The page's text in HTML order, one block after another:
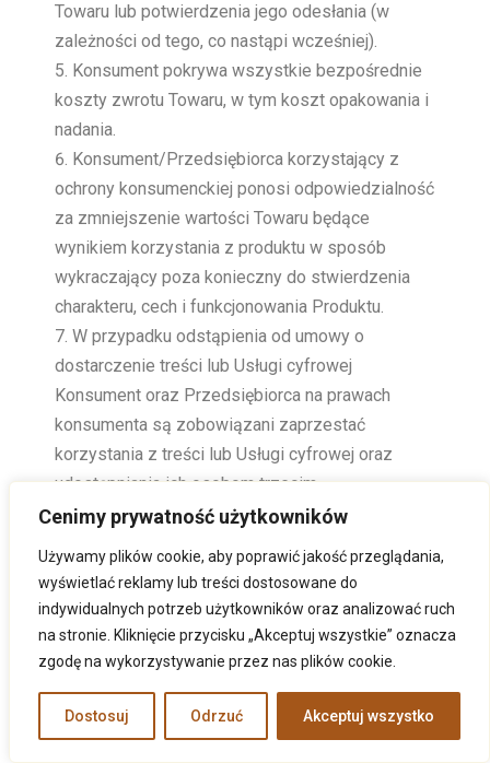
Cenimy prywatność użytkowników
Używamy plików cookie, aby poprawić jakość przeglądania,
wyświetlać reklamy lub treści dostosowane do
indywidualnych potrzeb użytkowników oraz analizować ruch
na stronie. Kliknięcie przycisku „Akceptuj wszystkie” oznacza
zgodę na wykorzystywanie przez nas plików cookie.
Dostosuj Odrzuć Akceptuj wszystko
Towaru lub potwierdzenia jego odesłania (w
zależności od tego, co nastąpi wcześniej).
Konsument pokrywa wszystkie bezpośrednie
koszty zwrotu Towaru, w tym koszt opakowania i
nadania.
Konsument/Przedsiębiorca korzystający z
ochrony konsumenckiej ponosi odpowiedzialność
za zmniejszenie wartości Towaru będące
wynikiem korzystania z produktu w sposób
wykraczający poza konieczny do stwierdzenia
charakteru, cech i funkcjonowania Produktu.
W przypadku odstąpienia od umowy o
dostarczenie treści lub Usługi cyfrowej
Konsument oraz Przedsiębiorca na prawach
konsumenta są zobowiązani zaprzestać
korzystania z treści lub Usługi cyfrowej oraz
udostępniania ich osobom trzecim.
11. POZASĄDOWE
SPOSOBY
ROZWIĄZYWANIA
SPORÓW